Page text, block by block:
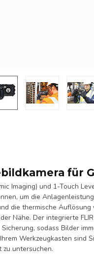
für
Imaging) und 1-Touch
um die
die thermische
Nähe. Der integrierte
sodass Bilder
Werkzeugkasten sind
zu untersuchen.